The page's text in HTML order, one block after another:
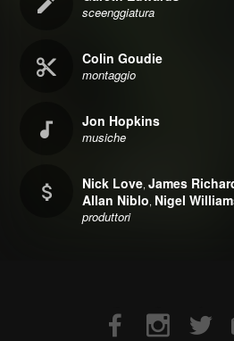
sceenggiatura
Colin Goudie
montaggio
Jon Hopkins
musiche
Nick Love,James
Allan Niblo, Nigel
produttori